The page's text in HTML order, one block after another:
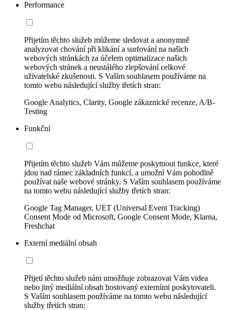
Performance
Přijetím těchto služeb můžeme sledovat a anonymně
analyzovat chování při klikání a surfování na našich
webových stránkách za účelem optimalizace našich
webových stránek a neustálého zlepšování celkové
uživatelské zkušenosti. S Vaším souhlasem používáme na
tomto webu následující služby třetích stran:
Google Analytics, Clarity, Google zákaznické recenze, A/B-
Testing
Funkční
Přijetím těchto služeb Vám můžeme poskytnout funkce, které
jdou nad rámec základních funkcí, a umožní Vám pohodlně
používat naše webové stránky. S Vaším souhlasem používáme
na tomto webu následující služby třetích stran:
Google Tag Manager, UET (Universal Event Tracking)
Consent Mode od Microsoft, Google Consent Mode, Klarna,
Freshchat
Externí mediální obsah
Přijetí těchto služeb nám umožňuje zobrazovat Vám videa
nebo jiný mediální obsah hostovaný externími poskytovateli.
S Vaším souhlasem používáme na tomto webu následující
služby třetích stran: